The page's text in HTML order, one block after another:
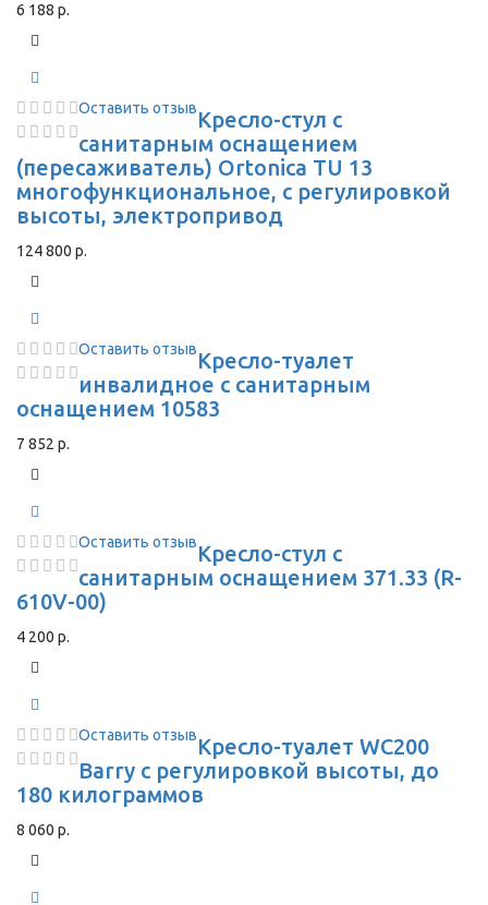
6 188 р.
Оставить отзывКресло-стул с
санитарным оснащением
(пересаживатель) Ortonica TU 13
многофункциональное, с регулировкой
высоты, электропривод
124 800 р.
Оставить отзывКресло-туалет
инвалидное с санитарным
оснащением 10583
7 852 р.
Оставить отзывКресло-стул с
санитарным оснащением 371.33 (R-
610V-00)
4 200 р.
Оставить отзывКресло-туалет WC200
Barry с регулировкой высоты, до
180 килограммов
8 060 р.